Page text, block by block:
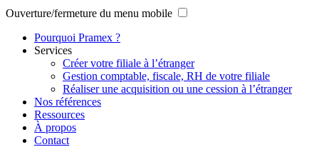
Ouverture/fermeture du menu mobile
Pourquoi Pramex ?
Services
Créer votre filiale à l’étranger
Gestion comptable, fiscale, RH de votre filiale
Réaliser une acquisition ou une cession à l’étranger
Nos références
Ressources
À propos
Contact